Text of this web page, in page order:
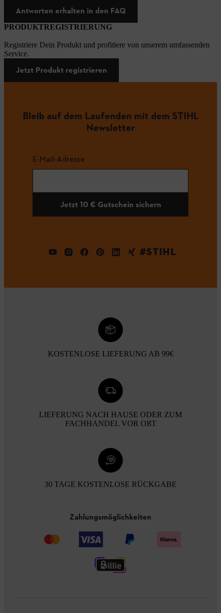
Antworten erhalten in den FAQ
PRODUKTREGISTRIERUNG
Registriere Dein Produkt und profitiere von unserem umfassenden
Service.
Jetzt Produkt registrieren
Bleib auf dem Laufenden mit dem STIHL
Newsletter
E-Mail-Adresse
Jetzt 10 € Gutschein sichern
#STIHL
KOSTENLOSE LIEFERUNG AB 99€
LIEFERUNG NACH HAUSE ODER ZUM
FACHHANDEL VOR ORT
30 TAGE KOSTENLOSE RÜCKGABE
Zahlungsmöglichkeiten